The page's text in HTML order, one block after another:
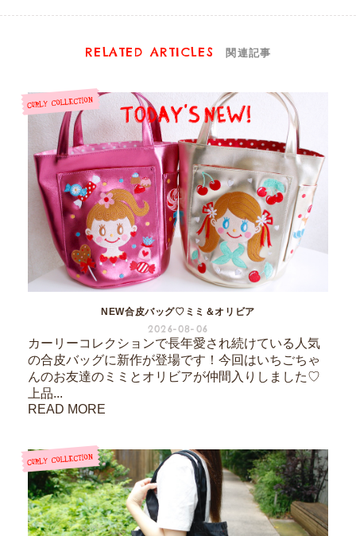
RELATED ARTICLES 関連記事
NEW合皮バッグ♡ミミ＆オリビア
2026-08-06
カーリーコレクションで長年愛され続けている人気
の合皮バッグに新作が登場です！今回はいちごちゃ
んのお友達のミミとオリビアが仲間入りしました♡
上品...
READ MORE